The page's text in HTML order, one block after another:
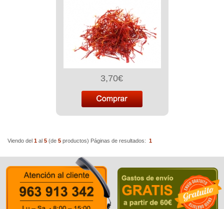
3,70€
Viendo del 1 al 5 (de 5 productos) Páginas de resultados: 1